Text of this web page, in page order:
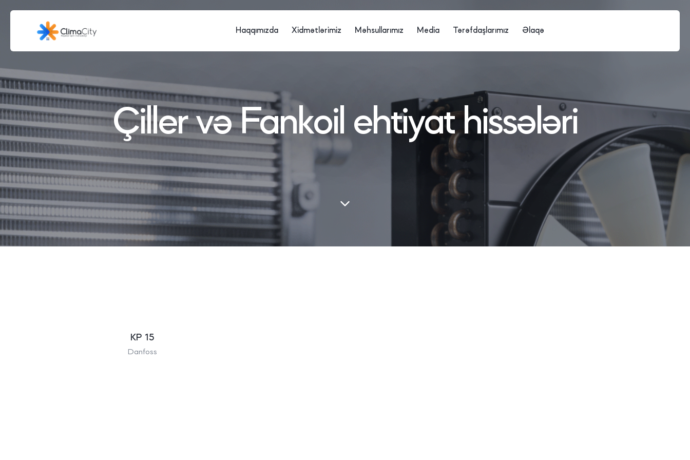
Haqqımızda Xidmətlərimiz Məhsullarımız Media Tərəfdaşlarımız Əlaqə
Çiller və Fankoil ehtiyat hissələri
KP 15
Danfoss